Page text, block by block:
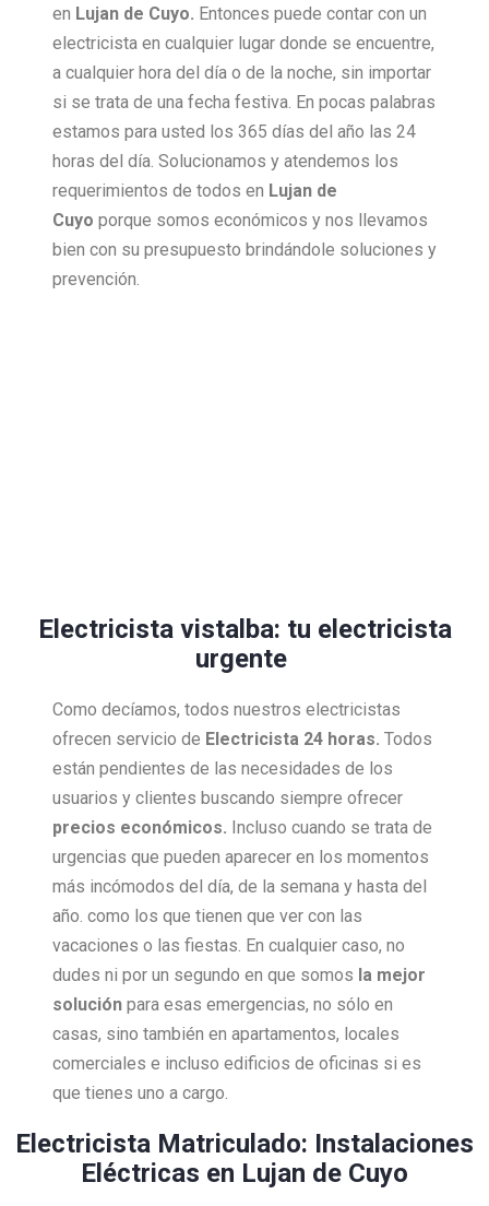
en Lujan de Cuyo. Entonces puede contar con un
electricista en cualquier lugar donde se encuentre,
a cualquier hora del día o de la noche, sin importar
si se trata de una fecha festiva. En pocas palabras
estamos para usted los 365 días del año las 24
horas del día. Solucionamos y atendemos los
requerimientos de todos en Lujan de
Cuyo porque somos económicos y nos llevamos
bien con su presupuesto brindándole soluciones y
prevención.
Electricista vistalba: tu electricista
urgente
Como decíamos, todos nuestros electricistas
ofrecen servicio de Electricista 24 horas. Todos
están pendientes de las necesidades de los
usuarios y clientes buscando siempre ofrecer
precios económicos. Incluso cuando se trata de
urgencias que pueden aparecer en los momentos
más incómodos del día, de la semana y hasta del
año. como los que tienen que ver con las
vacaciones o las fiestas. En cualquier caso, no
dudes ni por un segundo en que somos la mejor
solución para esas emergencias, no sólo en
casas, sino también en apartamentos, locales
comerciales e incluso edificios de oficinas si es
que tienes uno a cargo.
Electricista Matriculado: Instalaciones
Eléctricas en Lujan de Cuyo